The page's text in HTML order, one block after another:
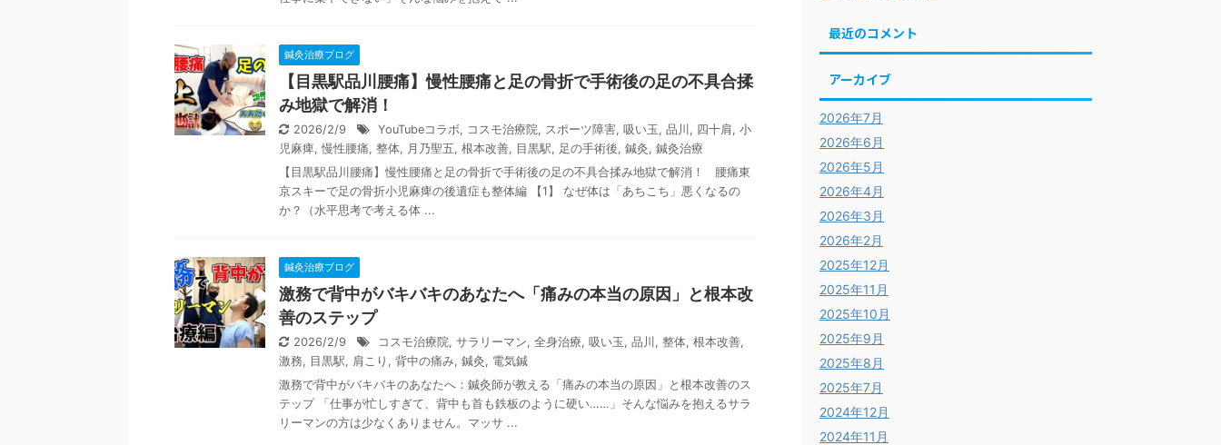
鍼灸治療ブログ
【目黒駅品川腰痛】慢性腰痛と足の骨折で手術後の足の不具合揉
み地獄で解消！
2026/2/9 YouTubeコラボ, コスモ治療院, スポーツ障害, 吸い玉, 品川 , 四十肩, 小
児麻痺, 慢性腰痛, 整体, 月乃聖五, 根本改善, 目黒駅, 足の手術後, 鍼灸, 鍼灸治療
【目黒駅品川腰痛】慢性腰痛と足の骨折で手術後の足の不具合揉み地獄で解消！ 腰痛東
京スキーで足の骨折小児麻痺の後遺症も整体編 【1】 なぜ体は「あちこち」悪くなるの
か？（水平思考で考える体 ...
鍼灸治療ブログ
激務で背中がバキバキのあなたへ「痛みの本当の原因」と根本改
善のステップ
2026/2/9 コスモ治療院, サラリーマン, 全身治療, 吸い玉, 品川 , 整体, 根本改善,
激務, 目黒駅, 肩こり , 背中の痛み, 鍼灸, 電気鍼
激務で背中がバキバキのあなたへ：鍼灸師が教える「痛みの本当の原因」と根本改善のス
テップ 「仕事が忙しすぎて、背中も首も鉄板のように硬い……」そんな悩みを抱えるサラ
リーマンの方は少なくありません。マッサ ...
最近のコメント
アーカイブ
2026年7月
2026年6月
2026年5月
2026年4月
2026年3月
2026年2月
2025年12月
2025年11月
2025年10月
2025年9月
2025年8月
2025年7月
2024年12月
2024年11月